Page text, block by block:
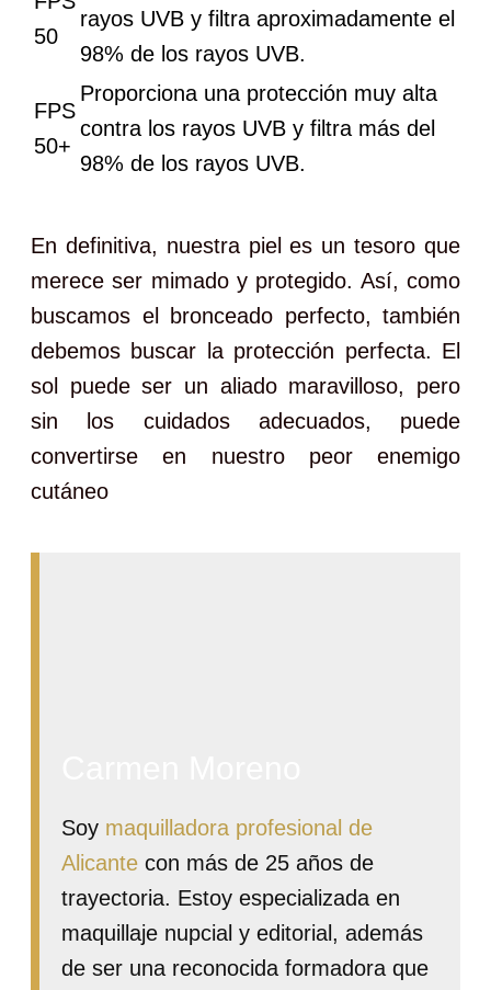
50
rayos UVB y filtra aproximadamente el
98% de los rayos UVB.
FPS
50+
Proporciona una protección muy alta
contra los rayos UVB y filtra más del
98% de los rayos UVB.
En definitiva, nuestra piel es un tesoro que
merece ser mimado y protegido. Así, como
buscamos el bronceado perfecto, también
debemos buscar la protección perfecta. El
sol puede ser un aliado maravilloso, pero
sin los cuidados adecuados, puede
convertirse en nuestro peor enemigo
cutáneo
Soy maquilladora profesional de
Alicante con más de 25 años de
trayectoria. Estoy especializada en
maquillaje nupcial y editorial, además
de ser una reconocida formadora que